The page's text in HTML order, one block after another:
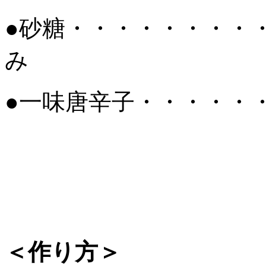
●砂糖・・・・・・・・
み
●一味唐辛子・・・・・
＜作り方＞